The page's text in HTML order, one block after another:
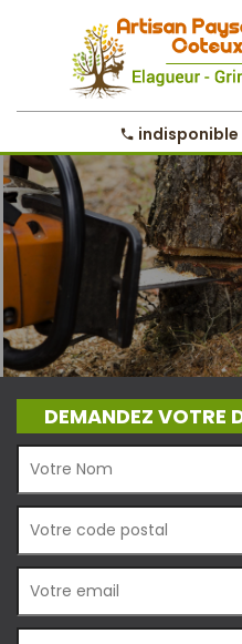
indisponible
DEMANDEZ VOTRE